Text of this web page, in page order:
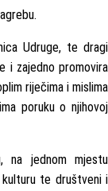
Udruge, te dragi
i zajedno promovira
riječima i mislima
poruku o njihovoj
na jednom mjestu
te društveni i